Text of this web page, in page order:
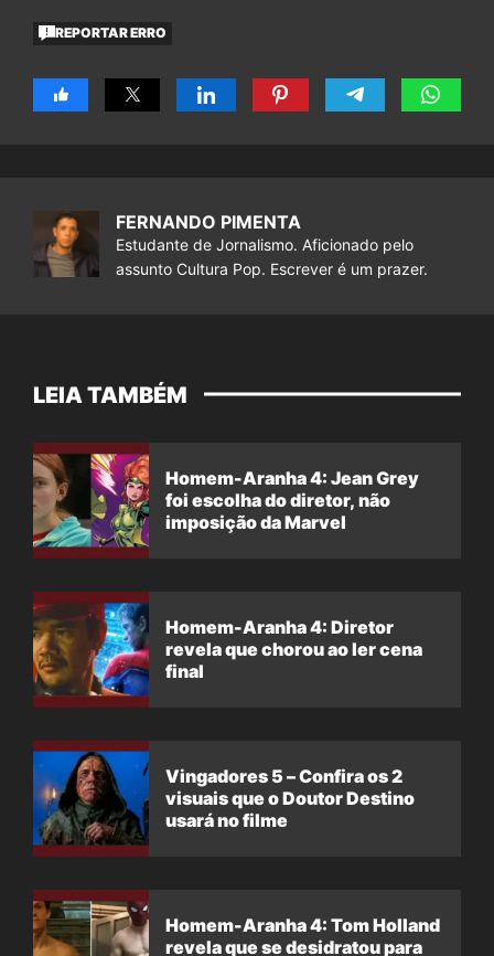
REPORTAR ERRO
FERNANDO PIMENTA
Estudante de Jornalismo. Aficionado pelo
assunto Cultura Pop. Escrever é um prazer.
LEIA TAMBÉM
Homem-Aranha 4: Jean Grey
foi escolha do diretor, não
imposição da Marvel
Homem-Aranha 4: Diretor
revela que chorou ao ler cena
final
Vingadores 5 – Confira os 2
visuais que o Doutor Destino
usará no filme
Homem-Aranha 4: Tom Holland
revela que se desidratou para